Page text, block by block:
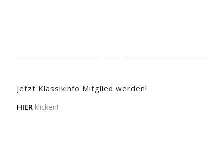
Jetzt Klassikinfo Mitglied werden!
HIER klicken!